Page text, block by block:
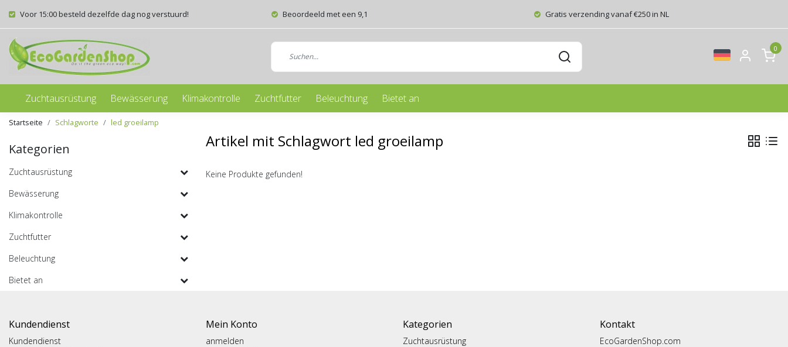
Voor 15:00 besteld dezelfde dag nog verstuurd! Beoordeeld met een 9,1 Gratis verzending vanaf €250 in NL
0
Zuchtausrüstung Bewässerung Klimakontrolle Zuchtfutter Beleuchtung Bietet an
Startseite Schlagworte led groeilamp
Kategorien
Zuchtausrüstung
Bewässerung
Klimakontrolle
Zuchtfutter
Beleuchtung
Bietet an
Artikel mit Schlagwort led groeilamp
Keine Produkte gefunden!
Kundendienst
Kundendienst
Mein Konto
anmelden
Kategorien
Zuchtausrüstung
Kontakt
EcoGardenShop.com